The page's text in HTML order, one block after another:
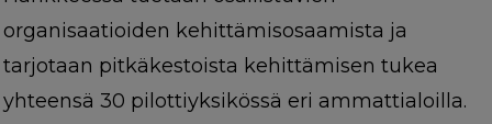
organisaatioiden kehittämisosaamista ja
tarjotaan pitkäkestoista kehittämisen tukea
yhteensä 30 pilottiyksikössä eri ammattialoilla.